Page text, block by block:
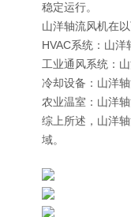
稳定运行。
山洋轴流风机在
HVAC系统：山
工业通风系统：
冷却设备：山洋
农业温室：山洋
综上所述，山洋
域。